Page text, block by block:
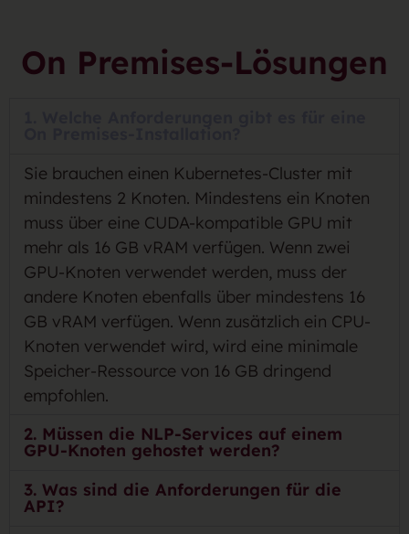
On Premises-Lösungen
Sie brauchen einen Kubernetes-Cluster mit
mindestens 2 Knoten. Mindestens ein Knoten
muss über eine CUDA-kompatible GPU mit
mehr als 16 GB vRAM verfügen. Wenn zwei
GPU-Knoten verwendet werden, muss der
andere Knoten ebenfalls über mindestens 16
GB vRAM verfügen. Wenn zusätzlich ein CPU-
Knoten verwendet wird, wird eine minimale
Speicher-Ressource von 16 GB dringend
empfohlen.
2. Müssen die NLP-Services auf einem
GPU-Knoten gehostet werden?
3. Was sind die Anforderungen für die
API?